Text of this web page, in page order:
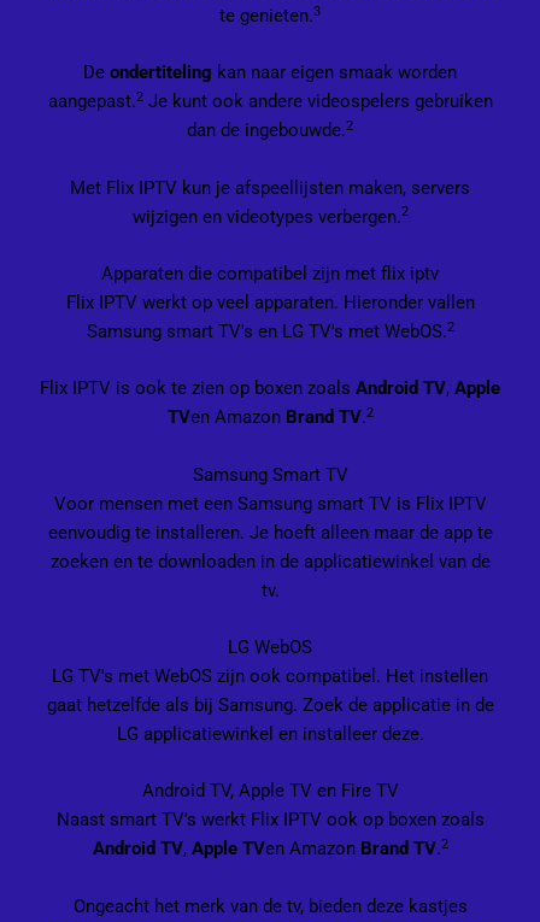
te genieten.3
De ondertiteling kan naar eigen smaak worden
aangepast.2Je kunt ook andere videospelers gebruiken
dan de ingebouwde.2
Met Flix IPTV kun je afspeellijsten maken, servers
wijzigen en videotypes verbergen.2
Apparaten die compatibel zijn met flix iptv
Flix IPTV werkt op veel apparaten. Hieronder vallen
Samsung smart TV's en LG TV's met WebOS.2
Flix IPTV is ook te zien op boxen zoals Android TV, Apple
TVen Amazon Brand TV.2
Samsung Smart TV
Voor mensen met een Samsung smart TV is Flix IPTV
eenvoudig te installeren. Je hoeft alleen maar de app te
zoeken en te downloaden in de applicatiewinkel van de
tv.
LG WebOS
LG TV's met WebOS zijn ook compatibel. Het instellen
gaat hetzelfde als bij Samsung. Zoek de applicatie in de
LG applicatiewinkel en installeer deze.
Android TV, Apple TV en Fire TV
Naast smart TV's werkt Flix IPTV ook op boxen zoals
Android TV, Apple TVen Amazon Brand TV.2
Ongeacht het merk van de tv, bieden deze kastjes